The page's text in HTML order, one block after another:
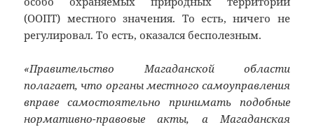
(ООПТ) местного значения. То есть, ничего не
регулировал. То есть, оказался бесполезным.
«Правительство Магаданской области
полагает, что органы местного самоуправления
вправе самостоятельно принимать подобные
нормативно-правовые акты, а Магаданская